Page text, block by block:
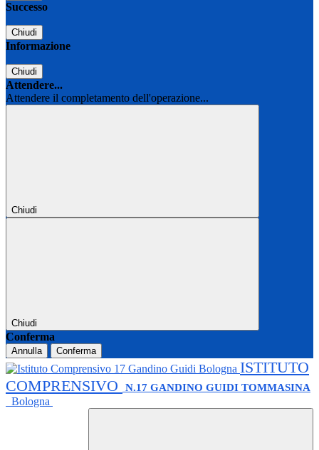
Successo
Chiudi
Informazione
Chiudi
Attendere...
Attendere il completamento dell'operazione...
Chiudi
Chiudi
Conferma
Annulla Conferma
ISTITUTO
COMPRENSIVO
N.17 GANDINO GUIDI TOMMASINA
Bologna